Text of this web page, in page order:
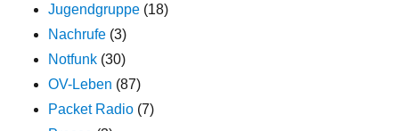
Jugendgruppe (18)
Nachrufe (3)
Notfunk (30)
OV-Leben (87)
Packet Radio (7)